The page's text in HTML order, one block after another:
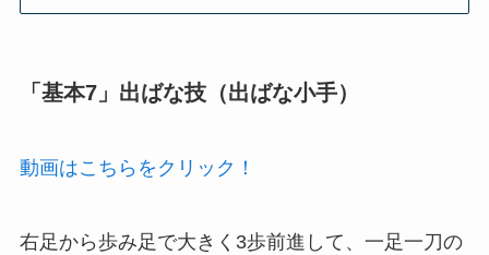
「基本7」出ばな技（出ばな小手）
動画はこちらをクリック！
右足から歩み足で大きく3歩前進して、一足一刀の